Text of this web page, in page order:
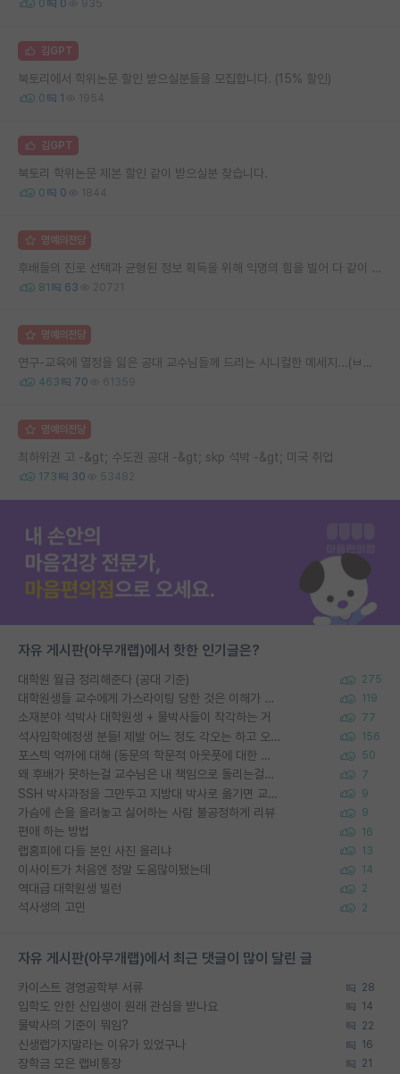
0 0 935
김GPT
북토리에서 학위논문 할인 받으실분들을 모집합니다. (15% 할인)
0 1 1954
김GPT
북토리 학위논문 제본 할인 같이 받으실분 찾습니다.
0 0 1844
명예의전당
후배들의 진로 선택과 균형된 정보 획득을 위해 익명의 힘을 빌어 다 같이 연봉 공개 타임 한번 갖는 것 어때요?
81 63 20721
명예의전당
연구-교육에 열정을 잃은 공대 교수님들께 드리는 시니컬한 메세지...(ㅂㄷㅂㄷ)
463 70 61359
명예의전당
최하위권 고 -&gt; 수도권 공대 -&gt; skp 석박 -&gt; 미국 취업
173 30 53482
자유 게시판(아무개랩)에서 핫한 인기글은?
대학원 월급 정리해준다 (공대 기준) 275
대학원생들 교수에게 가스라이팅 당한 것은 이해가 갑니다. 안타깝네요. 119
소재분야 석박사 대학원생 + 물박사들이 착각하는 거 77
석사입학예정생 분들! 제발 어느 정도 각오는 하고 오세요. 156
포스텍 억까에 대해 (동문의 학문적 아웃풋에 대한 반박) 50
왜 후배가 못하는걸 교수님은 내 책임으로 돌리는걸까요? 7
SSH 박사과정을 그만두고 지방대 박사로 옮기면 교수의 꿈은 끝일까요? 9
가슴에 손을 올려놓고 싫어하는 사람 불공정하게 리뷰 9
편애 하는 방법 16
랩홈피에 다들 본인 사진 올리냐 13
이사이트가 처음엔 정말 도움많이됐는데 14
역대급 대학원생 빌런 2
석사생의 고민 2
자유 게시판(아무개랩)에서 최근 댓글이 많이 달린 글
카이스트 경영공학부 서류 28
입학도 안한 신입생이 원래 관심을 받나요 14
물박사의 기준이 뭐임? 22
신생랩가지말라는 이유가 있었구나 16
장학금 모은 랩비통장 21